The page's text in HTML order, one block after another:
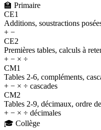
🏫 Primaire
CE1
Additions, soustractions
+ −
CE2
Premières tables, calculs à
+ − × ÷
CM1
Tables 2-6, compléments,
+ − × ÷ cascades
CM2
Tables 2-9, décimaux, ordre
+ − × ÷ décimales
🎓 Collège